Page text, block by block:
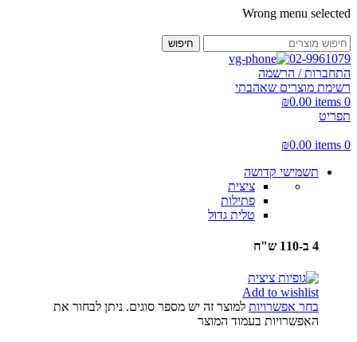
Wrong menu selected
חיפוש
02-9961079
התחברות / הרשמה
רשימת מוצרים שאהבתי
0
items
₪0.00
תפריט
0
items
₪0.00
תשמישי קדושה
ציצית
פתילות
טלית גדול
4 ב-110 ש"ח
Add to wishlist
בחר אפשרויות למוצר זה יש מספר סוגים. ניתן לבחור את
האפשרויות בעמוד המוצר